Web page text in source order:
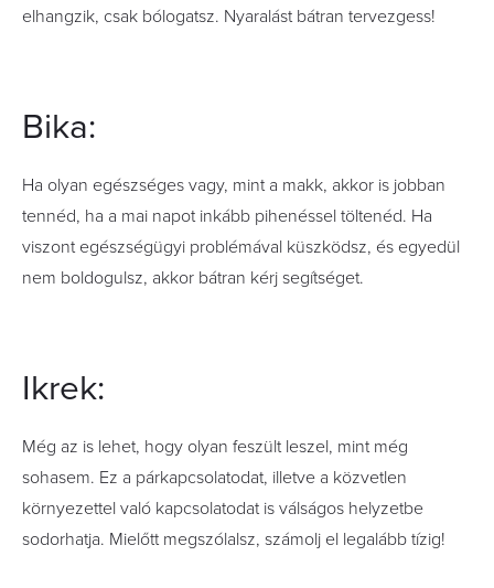
elhangzik, csak bólogatsz. Nyaralást bátran tervezgess!
Bika:
Ha olyan egészséges vagy, mint a makk, akkor is jobban
tennéd, ha a mai napot inkább pihenéssel töltenéd. Ha
viszont egészségügyi problémával küszködsz, és egyedül
nem boldogulsz, akkor bátran kérj segítséget.
Ikrek:
Még az is lehet, hogy olyan feszült leszel, mint még
sohasem. Ez a párkapcsolatodat, illetve a közvetlen
környezettel való kapcsolatodat is válságos helyzetbe
sodorhatja. Mielőtt megszólalsz, számolj el legalább tízig!